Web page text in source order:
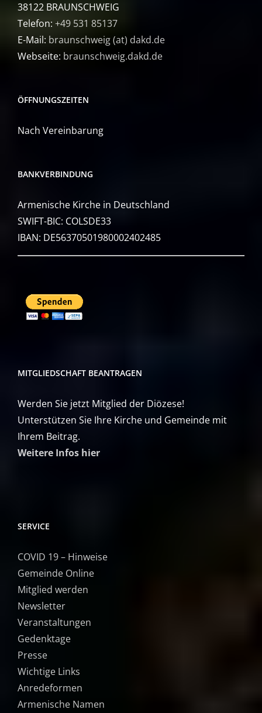
38122 BRAUNSCHWEIG
Telefon: +49 531 85137
E-Mail: braunschweig (at) dakd.de
Webseite: braunschweig.dakd.de
ÖFFNUNGSZEITEN
Nach Vereinbarung
BANKVERBINDUNG
Armenische Kirche in Deutschland
SWIFT-BIC: COLSDE33
IBAN: DE56370501980002402485
MITGLIEDSCHAFT BEANTRAGEN
Werden Sie jetzt Mitglied der Diözese!
Unterstützen Sie Ihre Kirche und Gemeinde mit
Ihrem Beitrag.
Weitere Infos hier
SERVICE
COVID 19 – Hinweise
Gemeinde Online
Mitglied werden
Newsletter
Veranstaltungen
Gedenktage
Presse
Wichtige Links
Anredeformen
Armenische Namen